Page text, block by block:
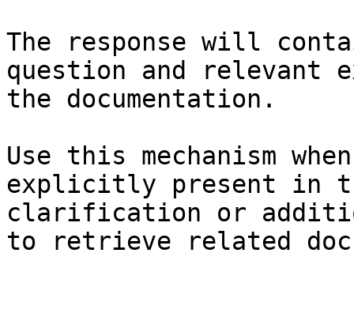
The response will
question and relevant
the documentation.
Use this mechanism
explicitly present in
clarification or